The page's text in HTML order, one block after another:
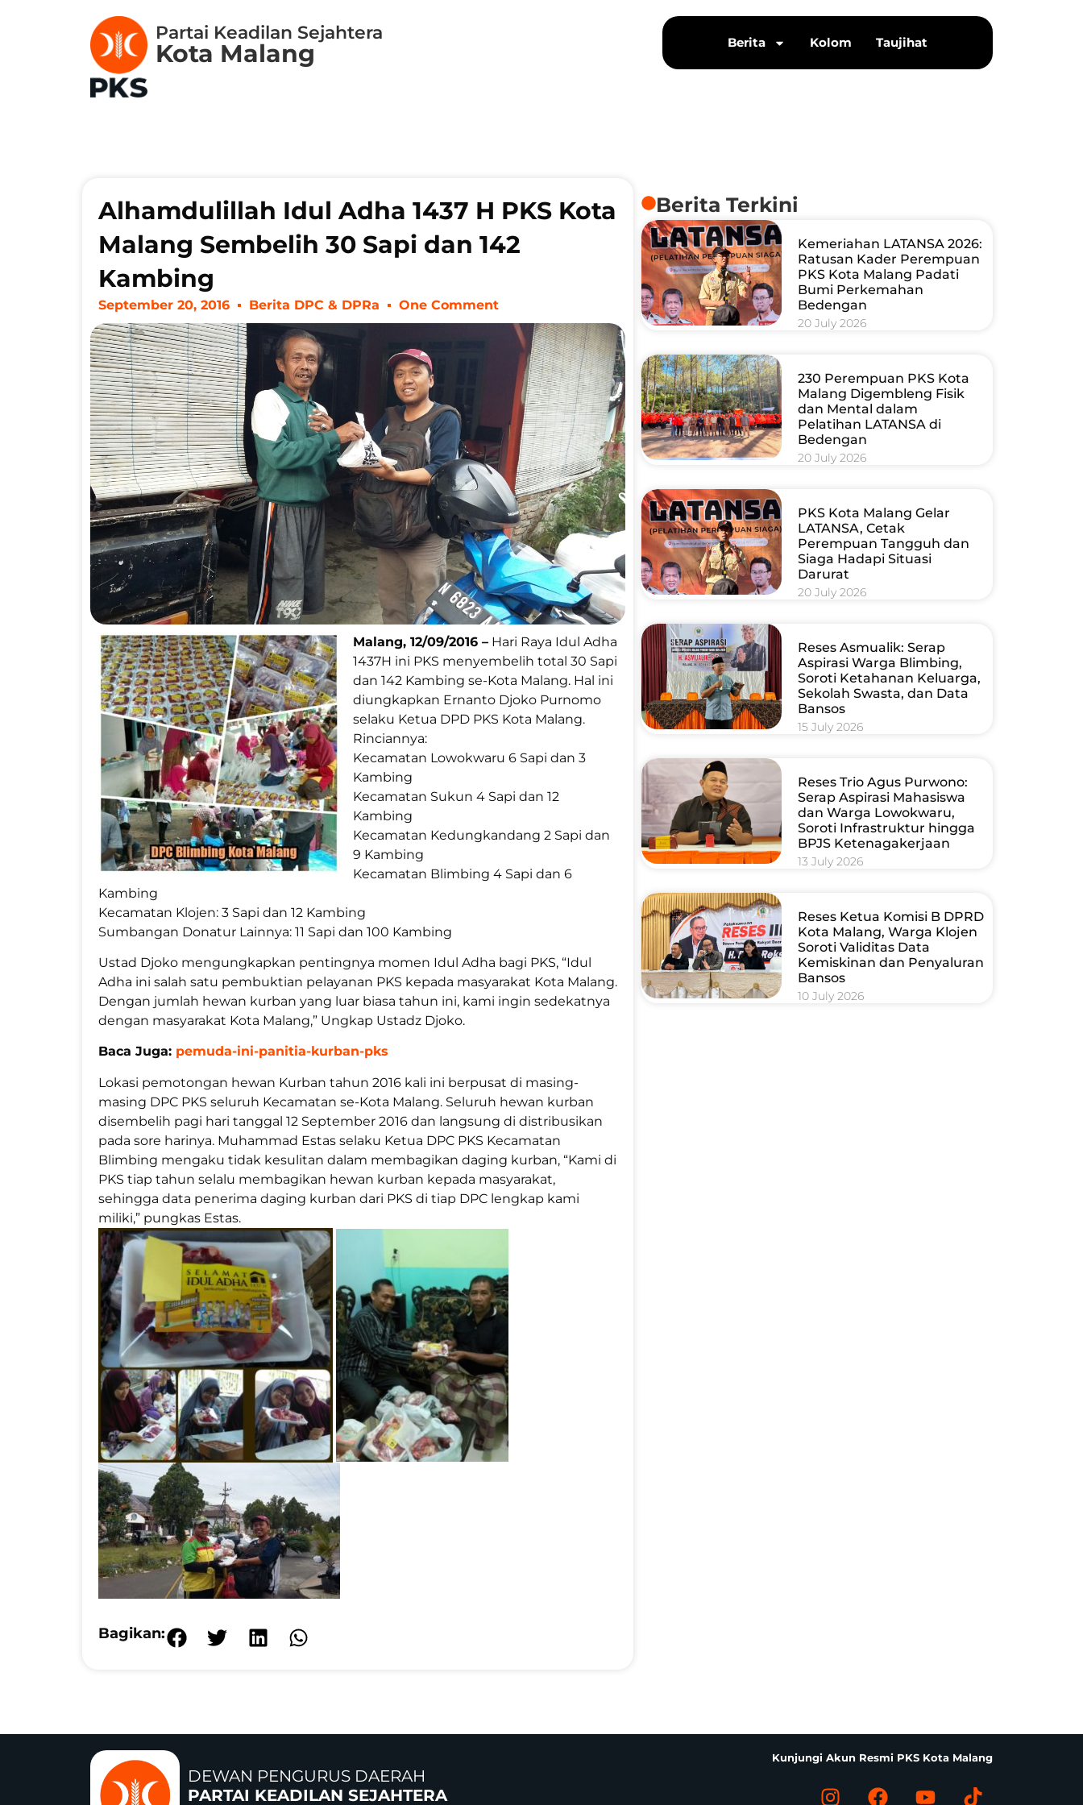
Partai Keadilan Sejahtera
Kota Malang Berita Kolom Taujihat
Alhamdulillah Idul Adha 1437 H PKS Kota
Malang Sembelih 30 Sapi dan 142
Kambing
September 20, 2016 Berita DPC & DPRa One Comment
Malang, 12/09/2016 – Hari Raya Idul Adha
1437H ini PKS menyembelih total 30 Sapi
dan 142 Kambing se-Kota Malang. Hal ini
diungkapkan Ernanto Djoko Purnomo
selaku Ketua DPD PKS Kota Malang.
Rinciannya:
Kecamatan Lowokwaru 6 Sapi dan 3
Kambing
Kecamatan Sukun 4 Sapi dan 12
Kambing
Kecamatan Kedungkandang 2 Sapi dan
9 Kambing
Kecamatan Blimbing 4 Sapi dan 6
Kambing
Kecamatan Klojen: 3 Sapi dan 12 Kambing
Sumbangan Donatur Lainnya: 11 Sapi dan 100 Kambing
Ustad Djoko mengungkapkan pentingnya momen Idul Adha bagi PKS, “Idul
Adha ini salah satu pembuktian pelayanan PKS kepada masyarakat Kota Malang.
Dengan jumlah hewan kurban yang luar biasa tahun ini, kami ingin sedekatnya
dengan masyarakat Kota Malang,” Ungkap Ustadz Djoko.
Baca Juga: pemuda-ini-panitia-kurban-pks
Lokasi pemotongan hewan Kurban tahun 2016 kali ini berpusat di masing-
masing DPC PKS seluruh Kecamatan se-Kota Malang. Seluruh hewan kurban
disembelih pagi hari tanggal 12 September 2016 dan langsung di distribusikan
pada sore harinya. Muhammad Estas selaku Ketua DPC PKS Kecamatan
Blimbing mengaku tidak kesulitan dalam membagikan daging kurban, “Kami di
PKS tiap tahun selalu membagikan hewan kurban kepada masyarakat,
sehingga data penerima daging kurban dari PKS di tiap DPC lengkap kami
miliki,” pungkas Estas.
Bagikan:
Berita Terkini
Kemeriahan LATANSA 2026:
Ratusan Kader Perempuan
PKS Kota Malang Padati
Bumi Perkemahan
Bedengan
20 July 2026
230 Perempuan PKS Kota
Malang Digembleng Fisik
dan Mental dalam
Pelatihan LATANSA di
Bedengan
20 July 2026
PKS Kota Malang Gelar
LATANSA, Cetak
Perempuan Tangguh dan
Siaga Hadapi Situasi
Darurat
20 July 2026
Reses Asmualik: Serap
Aspirasi Warga Blimbing,
Soroti Ketahanan Keluarga,
Sekolah Swasta, dan Data
Bansos
15 July 2026
Reses Trio Agus Purwono:
Serap Aspirasi Mahasiswa
dan Warga Lowokwaru,
Soroti Infrastruktur hingga
BPJS Ketenagakerjaan
13 July 2026
Reses Ketua Komisi B DPRD
Kota Malang, Warga Klojen
Soroti Validitas Data
Kemiskinan dan Penyaluran
Bansos
10 July 2026
DEWAN PENGURUS DAERAH
PARTAI KEADILAN SEJAHTERA
Kunjungi Akun Resmi PKS Kota Malang